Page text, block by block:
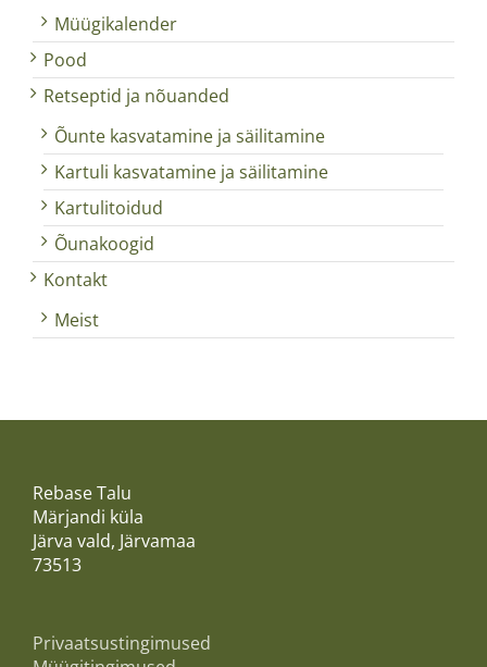
Müügikalender
Pood
Retseptid ja nõuanded
Õunte kasvatamine ja säilitamine
Kartuli kasvatamine ja säilitamine
Kartulitoidud
Õunakoogid
Kontakt
Meist
Rebase Talu
Märjandi küla
Järva vald, Järvamaa
73513
Privaatsustingimused